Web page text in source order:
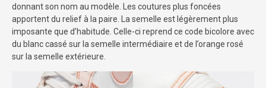
donnant son nom au modèle. Les coutures plus foncées
apportent du relief à la paire. La semelle est légèrement plus
imposante que d’habitude. Celle-ci reprend ce code bicolore avec
du blanc cassé sur la semelle intermédiaire et de l’orange rosé
sur la semelle extérieure.